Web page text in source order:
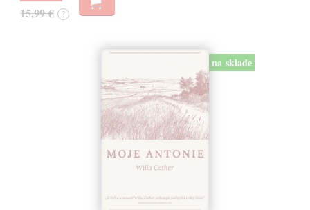
15,99 € ?
na sklade